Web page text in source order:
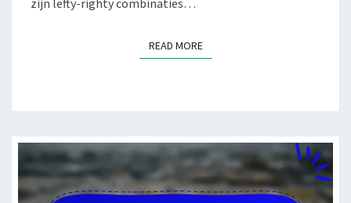
READ MOREREAD MORE